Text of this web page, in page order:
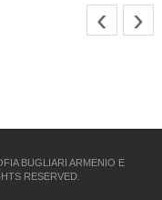
‹ ›
BUGLIARI ARMENIO E
RESERVED.